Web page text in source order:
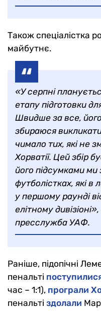
Також спеціалістка
майбутнє.
«У серпні
етапу підготовки
Швидше за все,
збираюся
чимало тих, які не
Хорватії. Цей збір
його підсумками
футболістках, які в
у першому раунді
елітному
пресслужба УАФ.
Раніше, підопічні
пенальті
час – 1:1), програли
пенальті здолали